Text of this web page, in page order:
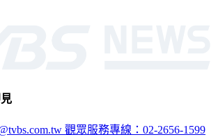
觀眾服務專線：02-2656-1599